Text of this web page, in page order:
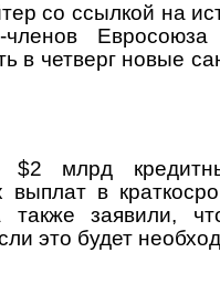
со ссылкой на
Евросоюза
в четверг новые
млрд
в
заявили,
это будет